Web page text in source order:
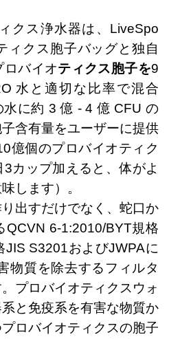
クス浄水器は、LiveSpo
ィクス胞子バッグと独自
ロバイオティクス胞子を9
水と適切な比率で混合
水に約 3 億 - 4 億 CFU の
含有量をユーザーに提供
億個のプロバイオティク
カップ加えると、体がよ
します）。
り出すだけでなく、蛇口か
QCVN 6-1:2010/BYT規格
JIS S3201およびJWPAに
物質を除去するフィルタ
プロバイオティクスウォ
と免疫系を有害な物質か
ロバイオティクスの胞子